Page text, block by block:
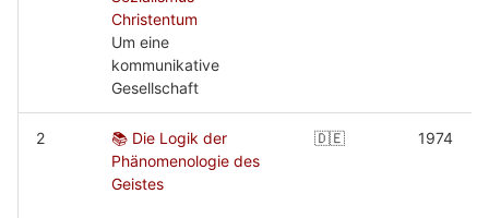
Christentum
Um eine
kommunikative
Gesellschaft
2
📚 Die Logik der
Phänomenologie des
Geistes
🇩🇪 1974